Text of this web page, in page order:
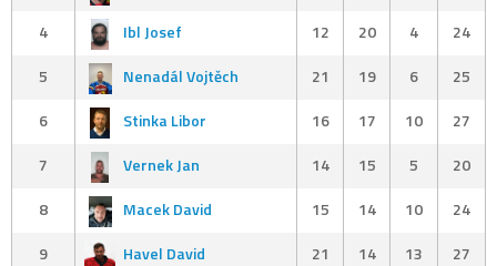
4
Ibl Josef 12 20 4
24
5
Nenadál Vojtěch 21 19 6
25
6
Stinka Libor 16 17 10
27
7
Vernek Jan 14 15 5
20
8
Macek David 15 14 10
24
9
Havel David 21 14 13
27